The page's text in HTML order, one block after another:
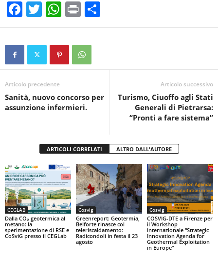
F
a
c
b
o
o
T
wi
tt
W
h
at
s
A
p
Pr
in
t
o
vi
Articolo precedente
Sanità, nuovo concorso per
assunzione infermieri.
Articolo successivo
Turismo, Ciuoffo agli Stati
Generali di Pietrarsa:
“Pronti a fare sistema”
ARTICOLI CORRELATI ALTRO DALL'AUTORE
CEGLAB
Dalla CO₂ geotermica al
metano: la
sperimentazione di RSE e
CoSviG presso il CEGLab
Cosvig
Greenreport: Geotermia,
Belforte rinasce col
teleriscaldamento:
Radicondoli in festa il 23
agosto
Cosvig
COSVIG-DTE a Firenze per
il Workshop
internazionale “Strategic
Innovation Agenda for
Geothermal Exploitation
in Europe”